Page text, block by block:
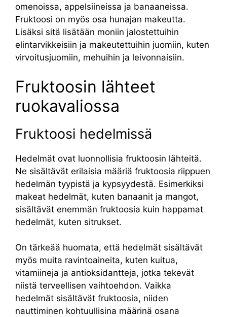
omenoissa, appelsiineissa ja banaaneissa.
Fruktoosi on myös osa hunajan makeutta.
Lisäksi sitä lisätään moniin jalostettuihin
elintarvikkeisiin ja makeutettuihin juomiin, kuten
virvoitusjuomiin, mehuihin ja leivonnaisiin.
Fruktoosin lähteet
ruokavaliossa
Fruktoosi hedelmissä
Hedelmät ovat luonnollisia fruktoosin lähteitä.
Ne sisältävät erilaisia määriä fruktoosia riippuen
hedelmän tyypistä ja kypsyydestä. Esimerkiksi
makeat hedelmät, kuten banaanit ja mangot,
sisältävät enemmän fruktoosia kuin happamat
hedelmät, kuten sitrukset.
On tärkeää huomata, että hedelmät sisältävät
myös muita ravintoaineita, kuten kuitua,
vitamiineja ja antioksidantteja, jotka tekevät
niistä terveellisen vaihtoehdon. Vaikka
hedelmät sisältävät fruktoosia, niiden
nauttiminen kohtuullisina määrinä osana